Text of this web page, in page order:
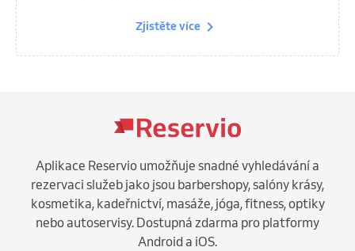
Zjistěte více
Aplikace Reservio umožňuje snadné vyhledávání a
rezervaci služeb jako jsou barbershopy, salóny krásy,
kosmetika, kadeřnictví, masáže, jóga, fitness, optiky
nebo autoservisy. Dostupná zdarma pro platformy
Android a iOS.